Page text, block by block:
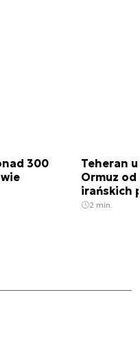
300
Teheran
Ormuz
irańskich
2 min.